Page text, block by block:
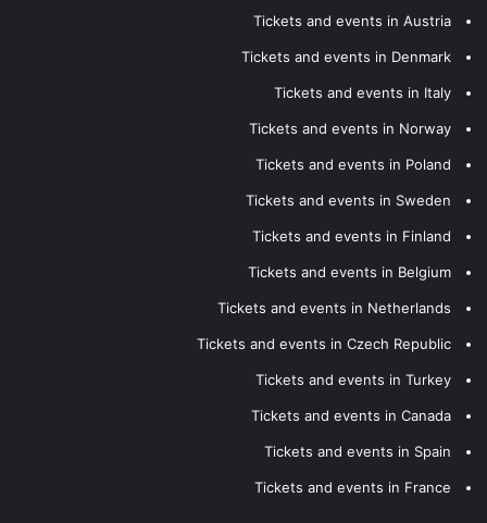
Tickets and events in Austria
Tickets and events in Denmark
Tickets and events in Italy
Tickets and events in Norway
Tickets and events in Poland
Tickets and events in Sweden
Tickets and events in Finland
Tickets and events in Belgium
Tickets and events in Netherlands
Tickets and events in Czech Republic
Tickets and events in Turkey
Tickets and events in Canada
Tickets and events in Spain
Tickets and events in France